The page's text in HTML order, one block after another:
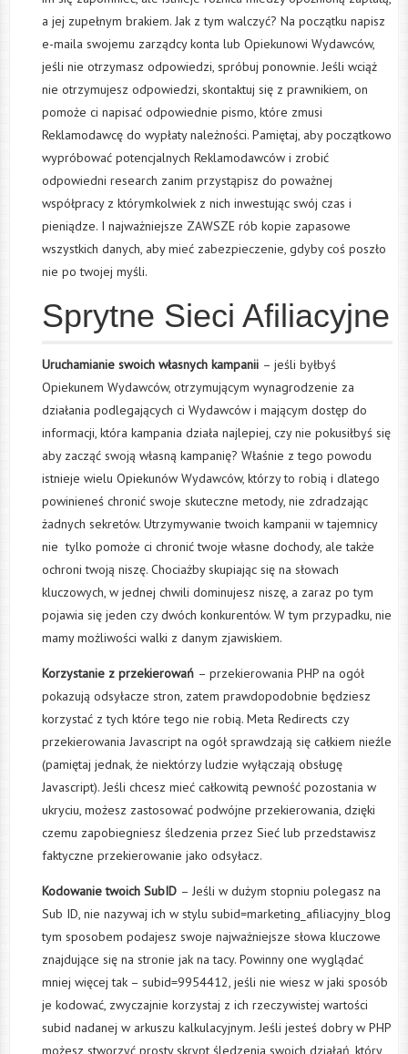
a jej zupełnym brakiem. Jak z tym walczyć? Na początku napisz
e-maila swojemu zarządcy konta lub Opiekunowi Wydawców,
jeśli nie otrzymasz odpowiedzi, spróbuj ponownie. Jeśli wciąż
nie otrzymujesz odpowiedzi, skontaktuj się z prawnikiem, on
pomoże ci napisać odpowiednie pismo, które zmusi
Reklamodawcę do wypłaty należności. Pamiętaj, aby początkowo
wypróbować potencjalnych Reklamodawców i zrobić
odpowiedni research zanim przystąpisz do poważnej
współpracy z którymkolwiek z nich inwestując swój czas i
pieniądze. I najważniejsze ZAWSZE rób kopie zapasowe
wszystkich danych, aby mieć zabezpieczenie, gdyby coś poszło
nie po twojej myśli.
Sprytne Sieci Afiliacyjne
Uruchamianie swoich własnych kampanii – jeśli byłbyś
Opiekunem Wydawców, otrzymującym wynagrodzenie za
działania podlegających ci Wydawców i mającym dostęp do
informacji, która kampania działa najlepiej, czy nie pokusiłbyś się
aby zacząć swoją własną kampanię? Właśnie z tego powodu
istnieje wielu Opiekunów Wydawców, którzy to robią i dlatego
powinieneś chronić swoje skuteczne metody, nie zdradzając
żadnych sekretów. Utrzymywanie twoich kampanii w tajemnicy
nie tylko pomoże ci chronić twoje własne dochody, ale także
ochroni twoją niszę. Chociażby skupiając się na słowach
kluczowych, w jednej chwili dominujesz niszę, a zaraz po tym
pojawia się jeden czy dwóch konkurentów. W tym przypadku, nie
mamy możliwości walki z danym zjawiskiem.
Korzystanie z przekierowań – przekierowania PHP na ogół
pokazują odsyłacze stron, zatem prawdopodobnie będziesz
korzystać z tych które tego nie robią. Meta Redirects czy
przekierowania Javascript na ogół sprawdzają się całkiem nieźle
(pamiętaj jednak, że niektórzy ludzie wyłączają obsługę
Javascript). Jeśli chcesz mieć całkowitą pewność pozostania w
ukryciu, możesz zastosować podwójne przekierowania, dzięki
czemu zapobiegniesz śledzenia przez Sieć lub przedstawisz
faktyczne przekierowanie jako odsyłacz.
Kodowanie twoich SubID – Jeśli w dużym stopniu polegasz na
Sub ID, nie nazywaj ich w stylu subid=marketing_afiliacyjny_blog
tym sposobem podajesz swoje najważniejsze słowa kluczowe
znajdujące się na stronie jak na tacy. Powinny one wyglądać
mniej więcej tak – subid=9954412, jeśli nie wiesz w jaki sposób
je kodować, zwyczajnie korzystaj z ich rzeczywistej wartości
subid nadanej w arkuszu kalkulacyjnym. Jeśli jesteś dobry w PHP
możesz stworzyć prosty skrypt śledzenia swoich działań, który